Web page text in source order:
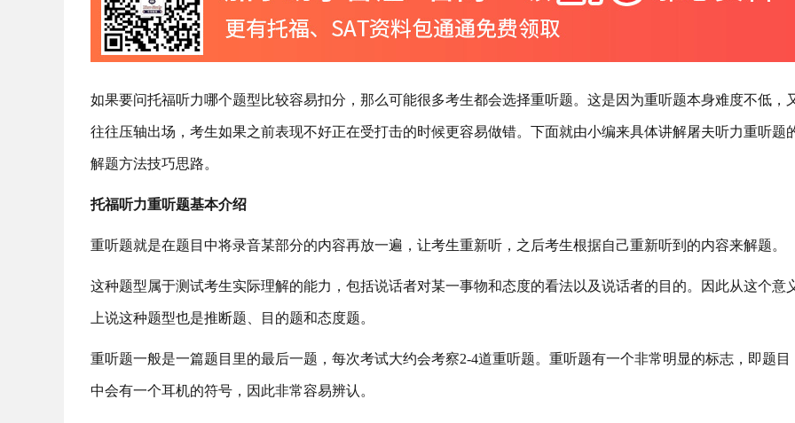
如果要问托福听力哪个题型比较容易扣分，那么可能很多考生都会选择重听题。这是因为重听题本身难度不低，
往往压轴出场，考生如果之前表现不好正在受打击的时候更容易做错。下面就由小编来具体讲解屠夫听力重听题
解题方法技巧思路。
托福听力重听题基本介绍
重听题就是在题目中将录音某部分的内容再放一遍，让考生重新听，之后考生根据自己重新听到的内容来解题。
这种题型属于测试考生实际理解的能力，包括说话者对某一事物和态度的看法以及说话者的目的。因此从这个意
上说这种题型也是推断题、目的题和态度题。
重听题一般是一篇题目里的最后一题，每次考试大约会考察2-4道重听题。重听题有一个非常明显的标志，即题目
中会有一个耳机的符号，因此非常容易辨认。